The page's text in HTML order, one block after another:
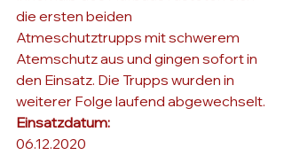
die ersten beiden
Atmeschutztrupps mit schwerem
Atemschutz aus und gingen sofort in
den Einsatz. Die Trupps wurden in
weiterer Folge laufend abgewechselt.
Einsatzdatum:
06.12.2020